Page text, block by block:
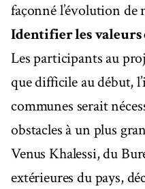
façonné l’évolution de
Identifier les valeurs
Les participants au
que difficile au début,
communes serait
obstacles à un plus
Venus Khalessi, du
extérieures du pays,